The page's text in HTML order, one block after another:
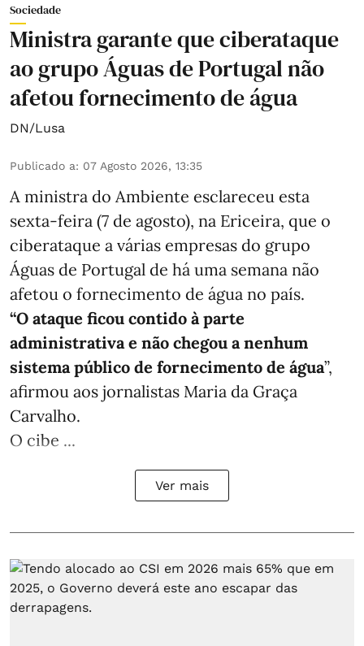
Sociedade
Ministra garante que ciberataque
ao grupo Águas de Portugal não
afetou fornecimento de água
DN/Lusa
Publicado a: 07 Agosto 2026, 13:35
A ministra do Ambiente esclareceu esta
sexta-feira (7 de agosto), na Ericeira, que o
ciberataque a várias empresas do grupo
Águas de Portugal de há uma semana não
afetou o fornecimento de água no país.
“O ataque ficou contido à parte
administrativa e não chegou a nenhum
sistema público de fornecimento de água”,
afirmou aos jornalistas Maria da Graça
Carvalho.
O cibe ...
Ver mais